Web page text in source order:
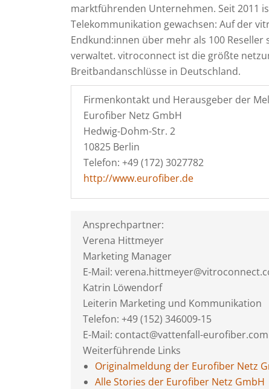
marktführenden Unternehmen. Seit 2011
Telekommunikation gewachsen: Auf der
Endkund:innen über mehr als 100
verwaltet. vitroconnect ist die größte
Breitbandanschlüsse in Deutschland.
Firmenkontakt und Herausgeber der
Eurofiber Netz GmbH
Hedwig-Dohm-Str. 2
10825 Berlin
Telefon: +49 (172) 3027782
http://www.eurofiber.de
Ansprechpartner:
Verena Hittmeyer
Marketing Manager
E-Mail:
Katrin Löwendorf
Leiterin Marketing und Kommunikation
Telefon: +49 (152) 346009-15
E-Mail: contact@vattenfall-eurofiber.com
Weiterführende Links
Originalmeldung der Eurofiber Netz
Alle Stories der Eurofiber Netz GmbH